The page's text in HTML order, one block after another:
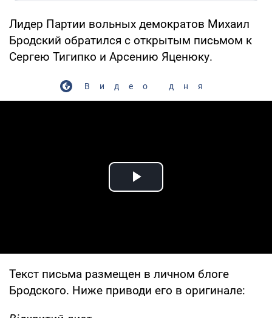
Лидер Партии вольных демократов Михаил
Бродский обратился с открытым письмом к
Сергею Тигипко и Арсению Яценюку.
Видео дня
Play Video
Текст письма размещен в личном блоге
Бродского. Ниже приводи его в оригинале: